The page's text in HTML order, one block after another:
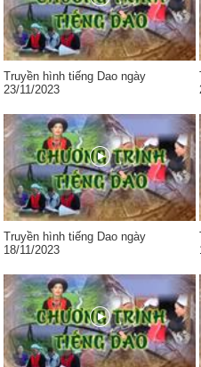
Truyền hình tiếng Dao ngày
23/11/2023
Truyền hình tiếng Dao ngày
18/11/2023